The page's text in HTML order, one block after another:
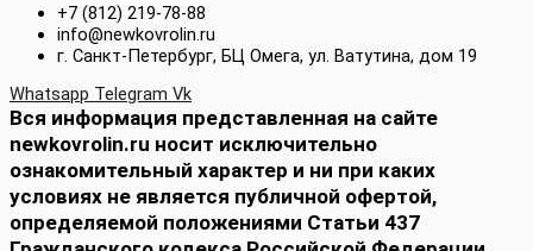
+7 (812) 219-78-88
info@newkovrolin.ru
г. Санкт-Петербург, БЦ Омега, ул. Ватутина, дом 19
Whatsapp Telegram Vk
Вся информация представленная на сайте
newkovrolin.ru носит исключительно
ознакомительный характер и ни при каких
условиях не является публичной офертой,
определяемой положениями Статьи 437